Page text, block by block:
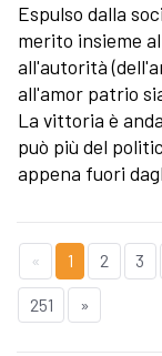
Espulso dalla
merito insieme
all'autorità
all'amor patrio
La vittoria è
può più del
appena fuori
« 1 2 3
251 »